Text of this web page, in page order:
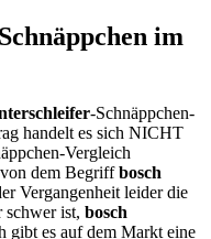
im
-Schnäppchen-
handelt es sich NICHT
Vergleich
dem Begriffbosch
Vergangenheit leider die
schwer ist, bosch
gibt es auf dem Markt eine